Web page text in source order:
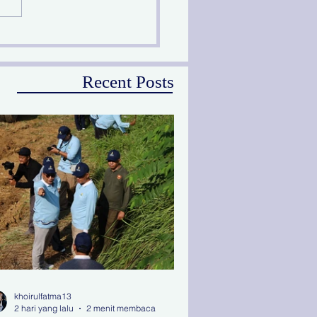
Recent Posts
khoirulfatma13
2 hari yang lalu
2 menit membaca